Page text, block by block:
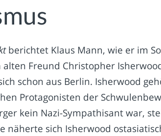
berichtet Klaus Mann, wie er im
Freund Christopher
schon aus Berlin. Isherwood
Protagonisten der
kein Nazi-Sympathisant war,
näherte sich Isherwood